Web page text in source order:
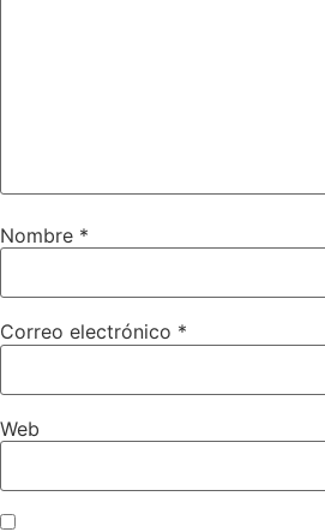
Nombre *
Correo electrónico *
Web